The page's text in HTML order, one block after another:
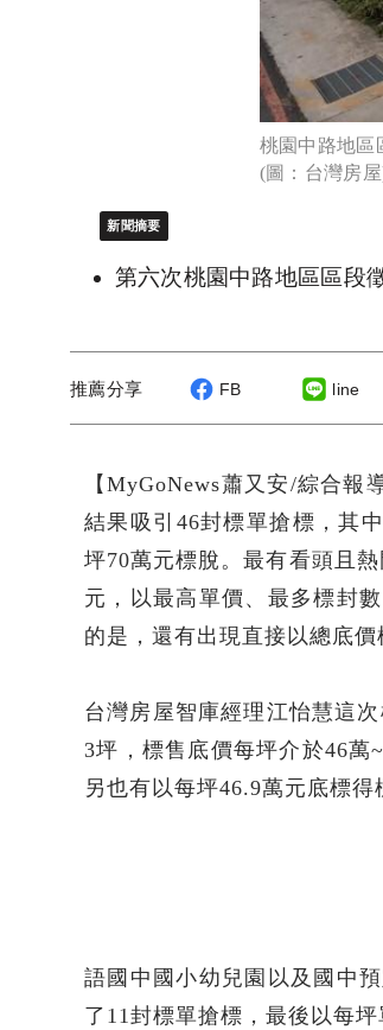
桃園中路地區
(圖：台灣房
新聞摘要
第六次桃園中路地區區段
推薦分享 FB line
【MyGoNews蕭又安/綜合報
結果吸引46封標單搶標，其
坪70萬元標脫。最有看頭且
元，以最高單價、最多標封
的是，還有出現直接以總底
台灣房屋智庫經理江怡慧這
3坪，標售底價每坪介於46萬
另也有以每坪46.9萬元底標得
語國中國小幼兒園以及國中
了11封標單搶標，最後以每